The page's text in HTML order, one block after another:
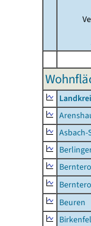
Asbach-
Beuren